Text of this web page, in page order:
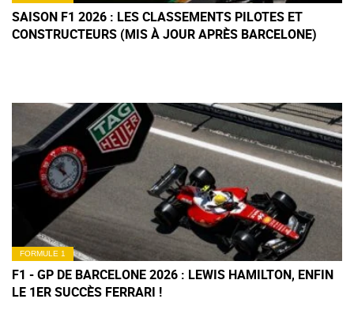
SAISON F1 2026 : LES CLASSEMENTS PILOTES ET
CONSTRUCTEURS (MIS À JOUR APRÈS BARCELONE)
FORMULE 1
F1 - GP DE BARCELONE 2026 : LEWIS HAMILTON, ENFIN
LE 1ER SUCCÈS FERRARI !